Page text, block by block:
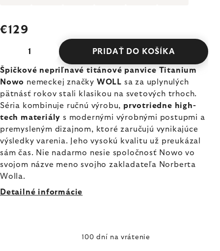
€129
PRIDAŤ DO KOŠÍKA
Špičkové nepriľnavé titánové panvice Titanium
Nowo nemeckej značky WOLL sa za uplynulých
pätnásť rokov stali klasikou na svetových trhoch.
Séria kombinuje ručnú výrobu, prvotriedne high-
tech materiály s modernými výrobnými postupmi a
premysleným dizajnom, ktoré zaručujú vynikajúce
výsledky varenia. Jeho vysokú kvalitu už preukázal
sám čas. Nie nadarmo nesie spoločnosť Nowo vo
svojom názve meno svojho zakladateľa Norberta
Wolla.
Detailné informácie
100 dní na vrátenie